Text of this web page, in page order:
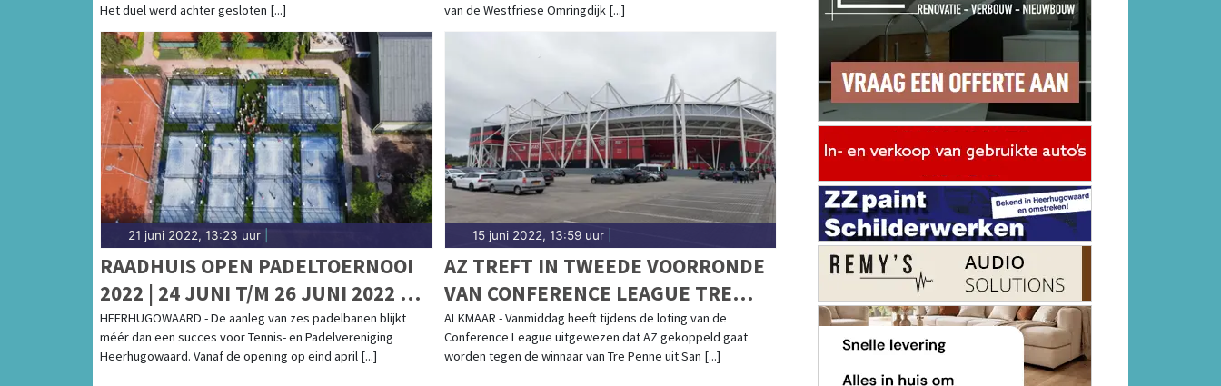
Het duel werd achter gesloten [...]
van de Westfriese Omringdijk [...]
21 juni 2022, 13:23 uur
RAADHUIS OPEN PADELTOERNOOI
2022 | 24 JUNI T/M 26 JUNI 2022 BIJ
TPV HEERHUGOWAARD
HEERHUGOWAARD - De aanleg van zes padelbanen blijkt
méér dan een succes voor Tennis- en Padelvereniging
Heerhugowaard. Vanaf de opening op eind april [...]
15 juni 2022, 13:59 uur|
AZ TREFT IN TWEEDE VOORRONDE
VAN CONFERENCE LEAGUE TRE
PENNE OF TUZLA CITY
ALKMAAR - Vanmiddag heeft tijdens de loting van de
Conference League uitgewezen dat AZ gekoppeld gaat
worden tegen de winnaar van Tre Penne uit San [...]